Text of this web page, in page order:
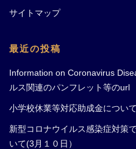
サイトマップ
最近の投稿
Information on Coronavirus
ルス関連のパンフレット等のurl
小学校休業等対応助成金について
新型コロナウイルス感染症対策
いて(3月１０日）